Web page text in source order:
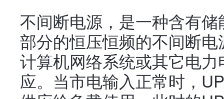
不间断电源，是一种含有
部分的恒压恒频的不间断
计算机网络系统或其它电
应。当市电输入正常时，